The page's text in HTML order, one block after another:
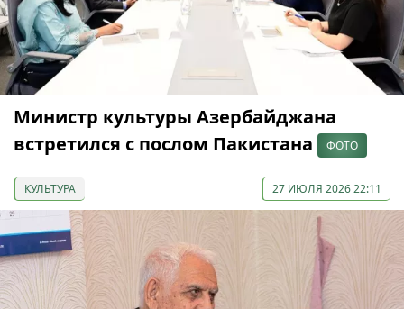
Министр культуры Азербайджана
встретился с послом Пакистана
ФОТО
КУЛЬТУРА 27 ИЮЛЯ 2026 22:11